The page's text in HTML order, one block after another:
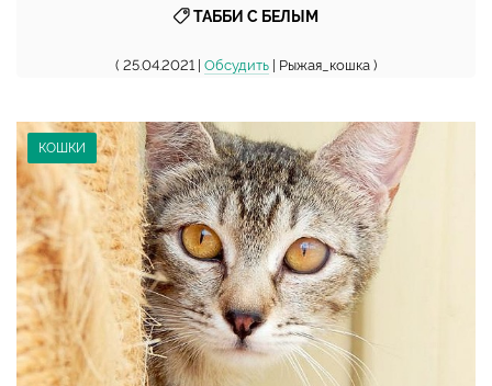
ТАББИ С БЕЛЫМ
( 25.04.2021 | Обсудить | Рыжая_кошка )
КОШКИ